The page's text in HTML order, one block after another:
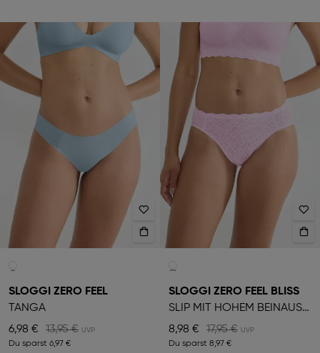
SLOGGI ZERO FEEL
TANGA
6,98 €
13,95 €
Du sparst 6,97 €
SLOGGI ZERO FEEL BLISS
SLIP MIT HOHEM BEINAUSSCHNITT
8,98 €
17,95 €
Du sparst 8,97 €